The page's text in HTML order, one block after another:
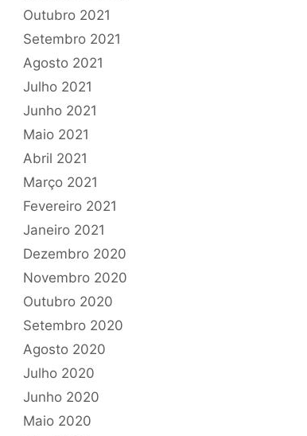
Outubro 2021
Setembro 2021
Agosto 2021
Julho 2021
Junho 2021
Maio 2021
Abril 2021
Março 2021
Fevereiro 2021
Janeiro 2021
Dezembro 2020
Novembro 2020
Outubro 2020
Setembro 2020
Agosto 2020
Julho 2020
Junho 2020
Maio 2020